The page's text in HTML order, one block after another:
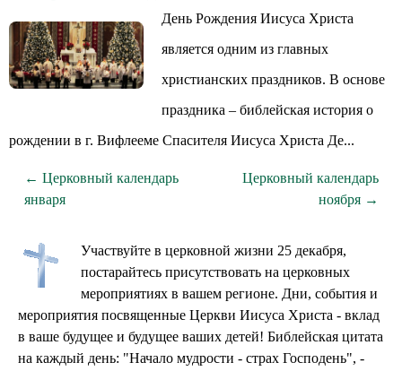
День Рождения Иисуса Христа
является одним из главных
христианских праздников. В основе
праздника – библейская история о
рождении в г. Вифлееме Спасителя Иисуса Христа Де...
← Церковный календарь
января
Церковный календарь
ноября →
Участвуйте в церковной жизни 25 декабря,
постарайтесь присутствовать на церковных
мероприятиях в вашем регионе. Дни, события и
мероприятия посвященные Церкви Иисуса Христа - вклад
в ваше будущее и будущее ваших детей! Библейская цитата
на каждый день: "Начало мудрости - страх Господень", -